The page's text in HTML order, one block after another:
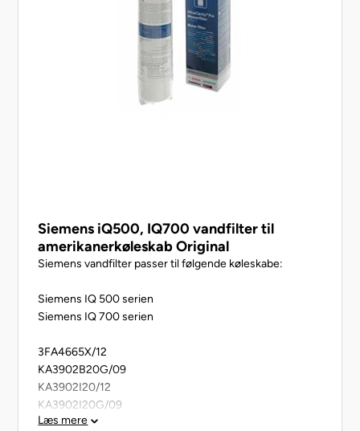
Siemens iQ500, IQ700 vandfilter til
amerikanerkøleskab Original
Siemens vandfilter passer til følgende køleskabe:
Siemens IQ 500 serien
Siemens IQ 700 serien
3FA4665X/12
KA3902B20G/09
KA3902I20/12
KA3902I20G/09
KA3923IE0/01
Læs mere